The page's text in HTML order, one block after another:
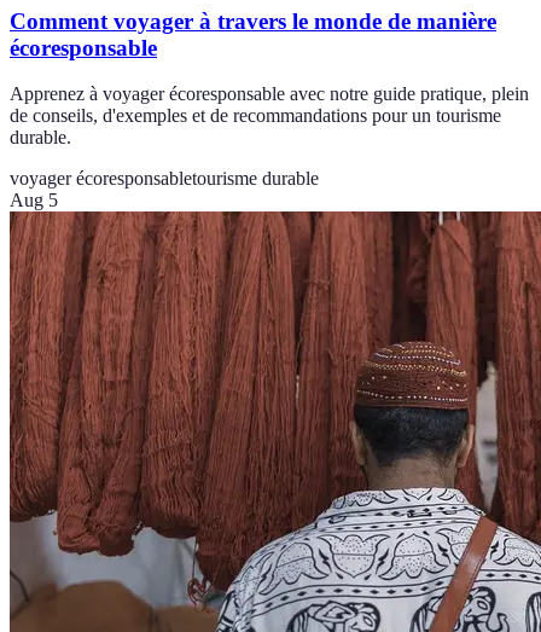
Comment voyager à travers le monde de manière
écoresponsable
Apprenez à voyager écoresponsable avec notre guide pratique, plein
de conseils, d'exemples et de recommandations pour un tourisme
durable.
voyager écoresponsabletourisme durable
Aug 5